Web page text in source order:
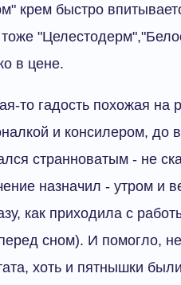
крем быстро
в цене.
то гадость похожая
и консилером, до
странноватым - не
назначил - утром и
как приходила с
сном). И помогло,
хоть и пятнышки